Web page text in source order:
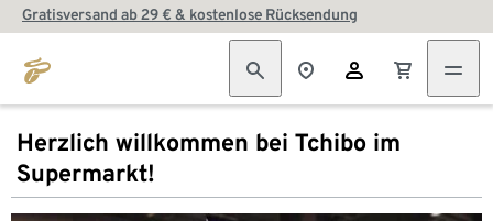
Gratisversand ab 29 € & kostenlose Rücksendung
Herzlich willkommen bei Tchibo im
Supermarkt!